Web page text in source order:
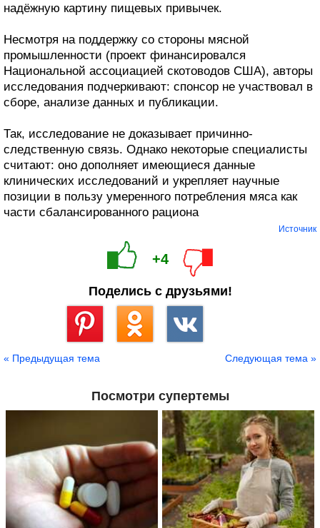
надёжную картину пищевых привычек.
Несмотря на поддержку со стороны мясной
промышленности (проект финансировался
Национальной ассоциацией скотоводов США), авторы
исследования подчеркивают: спонсор не участвовал в
сборе, анализе данных и публикации.
Так, исследование не доказывает причинно-
следственную связь. Однако некоторые специалисты
считают: оно дополняет имеющиеся данные
клинических исследований и укрепляет научные
позиции в пользу умеренного потребления мяса как
части сбалансированного рациона
Источник
+4
Поделись с друзьями!
« Предыдущая тема Следующая тема »
Посмотри супертемы